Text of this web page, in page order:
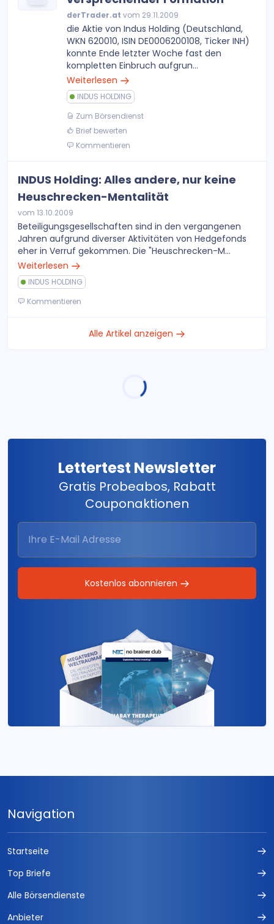
derTrader.at vom 29.11.2009
die Aktie von Indus Holding (Deutschland,
WKN 620010, ISIN DE0006200108, Ticker INH)
konnte Ende letzter Woche fast den
kompletten Einbruch aufgrun...
Weiterlesen
INDUS HOLDING
Zum Börsendienst
Brief bewerten
Kommentieren
INDUS Holding: Alles andere, nur keine
Heuschrecken-Mentalität
vom 13.10.2009
Beteiligungsgesellschaften sind in den vergangenen
Jahren aufgrund diverser Aktivitäten von Hedgefonds
eher in Verruf gekommen. Die "Heuschrecken-M...
Weiterlesen
INDUS HOLDING
Kommentieren
Alle Artikel anzeigen
Lettertest Newsletter
Gratis Probeabos, Rabatt
Couponaktionen
Kostenlos abonnieren
Navigation
Startseite
Top Briefe
Alle Börsendienste
Anbieter